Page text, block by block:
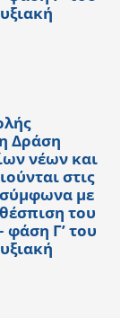
Δράση
νέων και
στις
σύμφωνα με
του
φάση Γ’ του